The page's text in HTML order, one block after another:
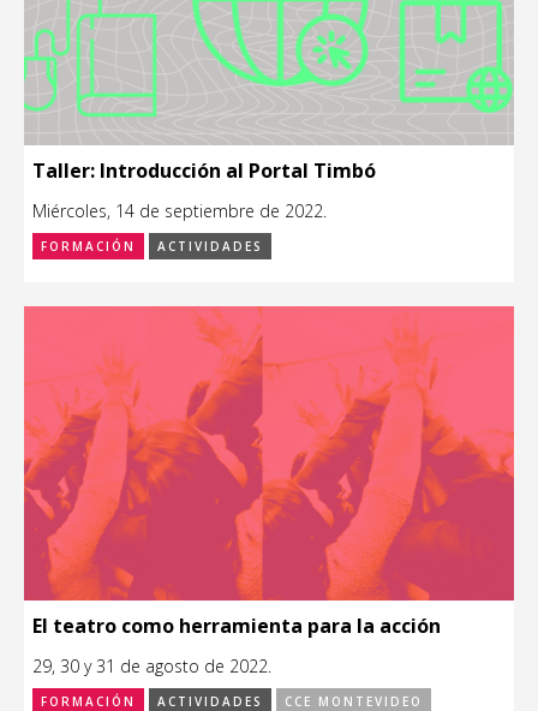
Taller: Introducción al Portal Timbó
Miércoles, 14 de septiembre de 2022.
FORMACIÓN ACTIVIDADES
El teatro como herramienta para la acción
29, 30 y 31 de agosto de 2022.
FORMACIÓN ACTIVIDADES CCE MONTEVIDEO